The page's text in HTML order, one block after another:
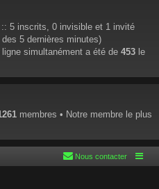
5 inscrits, 0 invisible et 1 invité
5 dernières minutes)
simultanément a été de 453 le
membres • Notre membre le plus
Nous contacter